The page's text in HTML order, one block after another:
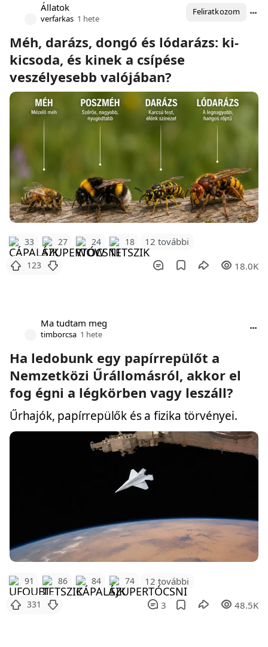
Állatok
verfarkas 1 hete
Feliratkozom
Méh, darázs, dongó és lódarázs: ki-
kicsoda, és kinek a csípése
veszélyesebb valójában?
33 27 24 18 12 további
123 18.0K
Ma tudtam meg
timborcsa 1 hete
Ha ledobunk egy papírrepülőt a
Nemzetközi Űrállomásról, akkor el
fog égni a légkörben vagy leszáll?
Űrhajók, papírrepülők és a fizika törvényei.
91 86 84 74 12 további
331 3 48.5K